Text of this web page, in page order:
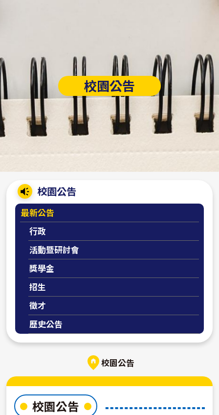
校園公告
校園公告
最新公告
行政
活動暨研討會
獎學金
招生
徵才
歷史公告
校園公告
校園公告